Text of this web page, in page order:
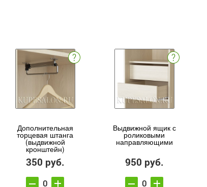
Дополнительная
торцевая штанга
(выдвижной
кронштейн)
350 руб.
Выдвижной ящик с
роликовыми
направляющими
950 руб.